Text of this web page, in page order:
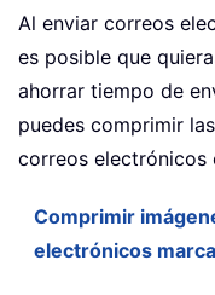
Al enviar correos
es posible que
ahorrar tiempo de
puedes comprimir
correos electrónicos
Comprimir
electrónicos